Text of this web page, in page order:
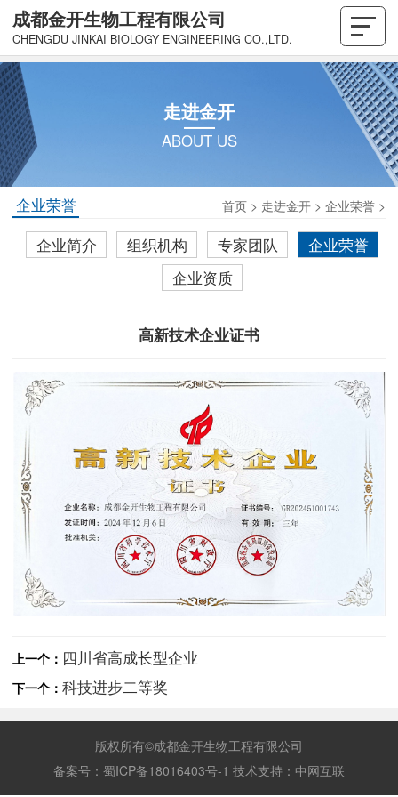
成都金开生物工程有限公司
CHENGDU JINKAI BIOLOGY ENGINEERING CO.,LTD.
走进金开
ABOUT US
企业荣誉 首页 > 走进金开 > 企业荣誉 >
企业简介 组织机构 专家团队
企业荣誉
企业资质
高新技术企业证书
上一个： 四川省高成长型企业
下一个： 科技进步二等奖
版权所有©成都金开生物工程有限公司
备案号： 蜀ICP备18016403号-1 技术支持： 中网互联